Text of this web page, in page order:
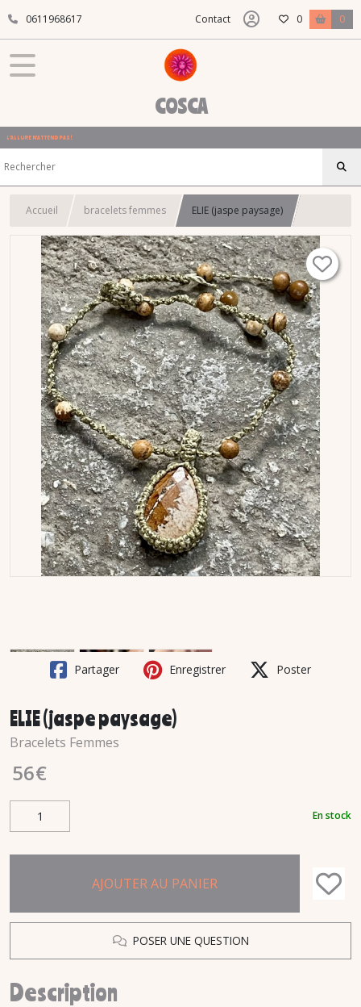
0611968617 Contact 0 0
COSCA
L'ALLURE N'ATTEND PAS !
Accueil bracelets femmes ELIE (jaspe paysage)
Partager Enregistrer Poster
ELIE (jaspe paysage)
Bracelets Femmes
56€
En stock
AJOUTER AU PANIER
POSER UNE QUESTION
Description